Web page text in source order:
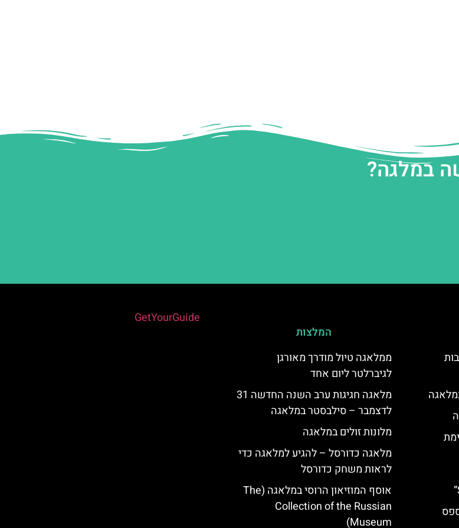
במלגה?
המלצות
ממלאגה טיול מודרך מאורגן
לגיברלטר ליום אחד
מלאגה חגיגות ערב השנה החדשה 31
לדצמבר – סילבסטר במלאגה
מלונות זולים במלאגה
מלאגה כדורסל – להגיע למלאגה כדי
לראות משחק כדורסל
אוסף המוזיאון הרוסי במלאגה (The
Collection of the Russian
Museum)
GetYourGuide